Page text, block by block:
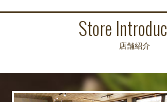
Store
店舗紹介